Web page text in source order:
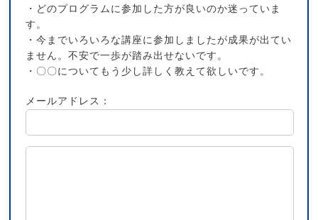
・どのプログラムに参加した方が良いのか迷っていま
す。
・今までいろいろな講座に参加しましたが成果が出てい
ません。不安で一歩が踏み出せないです。
・〇〇についてもう少し詳しく教えて欲しいです。
メールアドレス：